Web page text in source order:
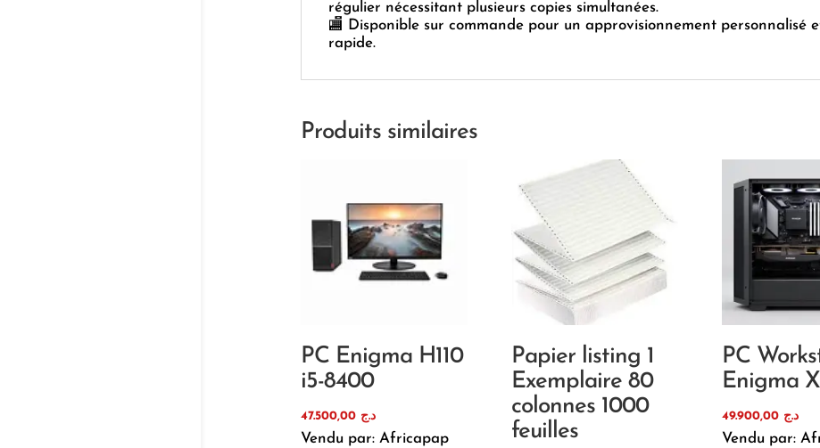
régulier nécessitant plusieurs copies simultanées.
🏬 Disponible sur commande pour un approvisionnement personnalisé
rapide.
Produits similaires
PC Enigma H110
i5-8400
د.ج 47.500,00
Vendu par: Africapap
Papier listing 1
Exemplaire 80
colonnes 1000
feuilles
PC
Enigma
د.ج
Vendu par: